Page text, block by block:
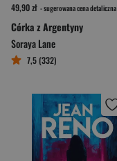
49,90 zł - sugerowana cena detaliczna
Córka z Argentyny
Soraya Lane
7,5 (332)